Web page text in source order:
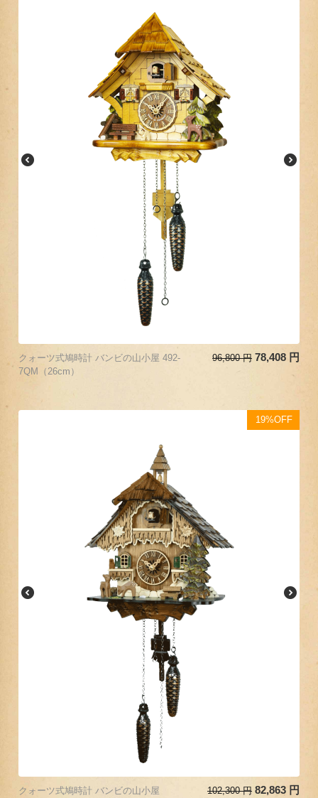
クォーツ式鳩時計 バンビの山小屋 492-
7QM（26cm）
96,800 円 78,408 円
19%OFF
クォーツ式鳩時計 バンビの山小屋
102,300 円 82,863 円